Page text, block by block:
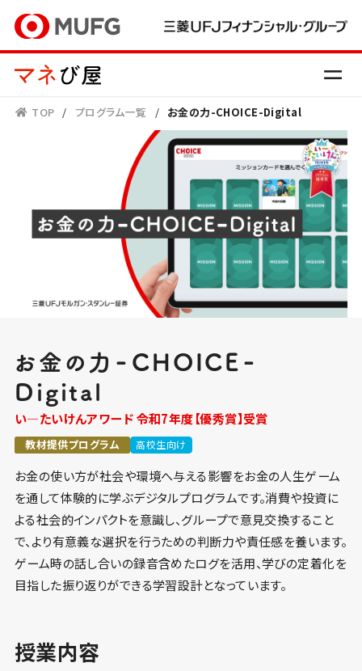
TOP / プログラム一覧 / お金の力-CHOICE-Digital
お金の力 -CHOICE-
Digital
い―たいけんアワード 令和7年度【優秀賞】受賞
教材提供プログラム 高校生向け
お金の使い方が社会や環境へ与える影響をお金の人生ゲーム
を通して体験的に学ぶデジタルプログラムです。消費や投資に
よる社会的インパクトを意識し、グループで意見交換すること
で、より有意義な選択を行うための判断力や責任感を養います。
ゲーム時の話し合いの録音含めたログを活用、学びの定着化を
目指した振り返りができる学習設計となっています。
授業内容